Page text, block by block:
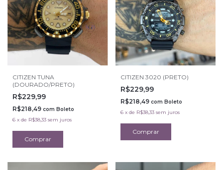
CITIZEN TUNA
(DOURADO/PRETO)
R$229,99
R$218,49 com Boleto
6 x de R$38,33 sem juros
CITIZEN 3020 (PRETO)
R$229,99
R$218,49 com Boleto
6 x de R$38,33 sem juros